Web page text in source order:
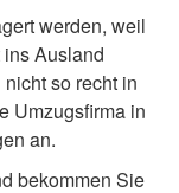
werden, weil
Ausland
so recht in
Umzugsfirma in
an.
bekommen Sie